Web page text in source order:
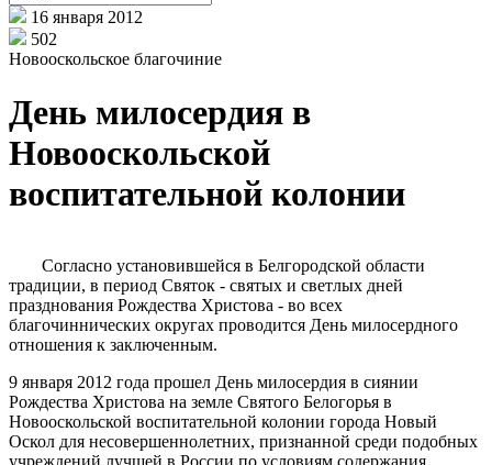
16 января 2012
502
Новооскольское благочиние
День милосердия в
Новооскольской
воспитательной колонии
Согласно установившейся в Белгородской области
традиции, в период Святок - святых и светлых дней
празднования Рождества Христова - во всех
благочиннических округах проводится День милосердного
отношения к заключенным.
9 января 2012 года прошел День милосердия в сиянии
Рождества Христова на земле Святого Белогорья в
Новооскольской воспитательной колонии города Новый
Оскол для несовершеннолетних, признанной среди подобных
учреждений лучшей в России по условиям содержания,